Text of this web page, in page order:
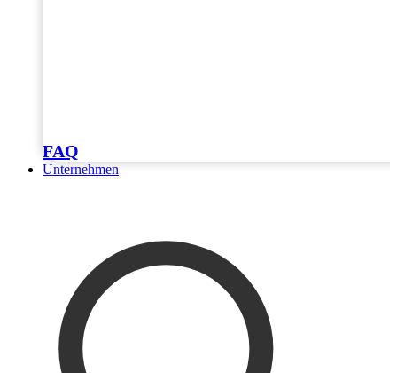
FAQ
Unternehmen